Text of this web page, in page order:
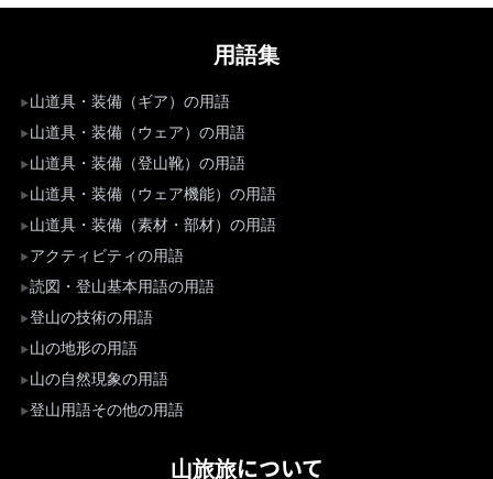
用語集
山道具・装備（ギア）の用語
山道具・装備（ウェア）の用語
山道具・装備（登山靴）の用語
山道具・装備（ウェア機能）の用語
山道具・装備（素材・部材）の用語
アクティビティの用語
読図・登山基本用語の用語
登山の技術の用語
山の地形の用語
山の自然現象の用語
登山用語その他の用語
山旅旅について